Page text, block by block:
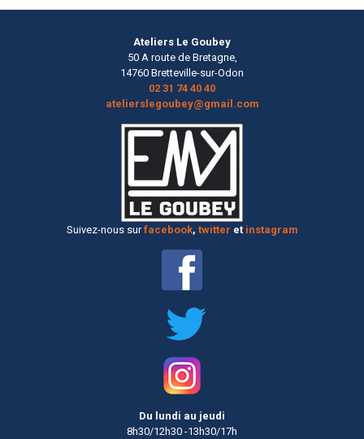
Ateliers Le Goubey
50 A route de Bretagne,
14760 Bretteville-sur-Odon
02 31 74 40 40
atelierslegoubey@gmail.com
Suivez-nous surfacebook, twitter et instagram
Du lundi au jeudi
8h30/12h30 -13h30/17h